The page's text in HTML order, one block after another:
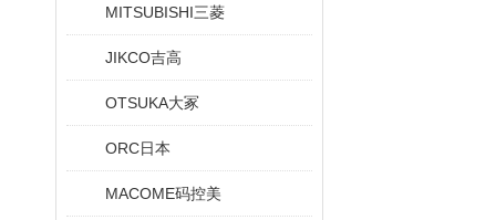
MITSUBISHI三菱
JIKCO吉高
OTSUKA大冢
ORC日本
MACOME码控美